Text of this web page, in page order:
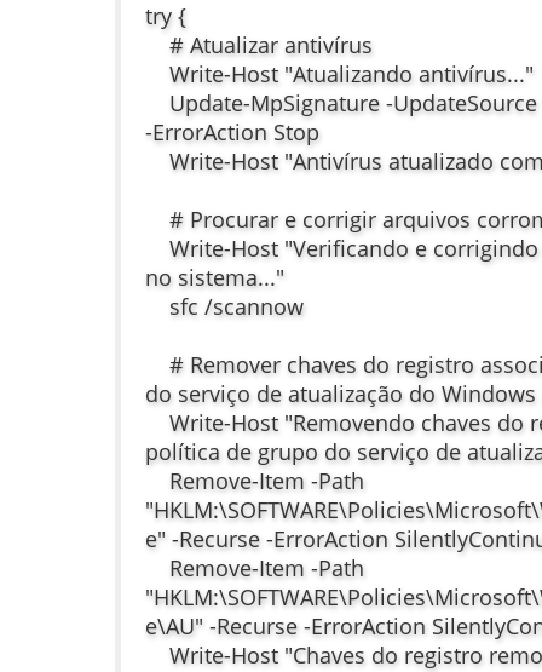
try {
# Atualizar antivírus
Write-Host "Atualizando antivírus..."
Update-MpSignature -
-ErrorAction Stop
Write-Host "Antivírus atualizado
# Procurar e corrigir arquivos
Write-Host "Verificando e
no sistema..."
sfc /scannow
# Remover chaves do registro
do serviço de atualização do Windows
Write-Host "Removendo chaves do
política de grupo do serviço de
Remove-Item -Path
e" -Recurse -ErrorAction
Remove-Item -Path
e\AU" -Recurse -ErrorAction
Write-Host "Chaves do registro